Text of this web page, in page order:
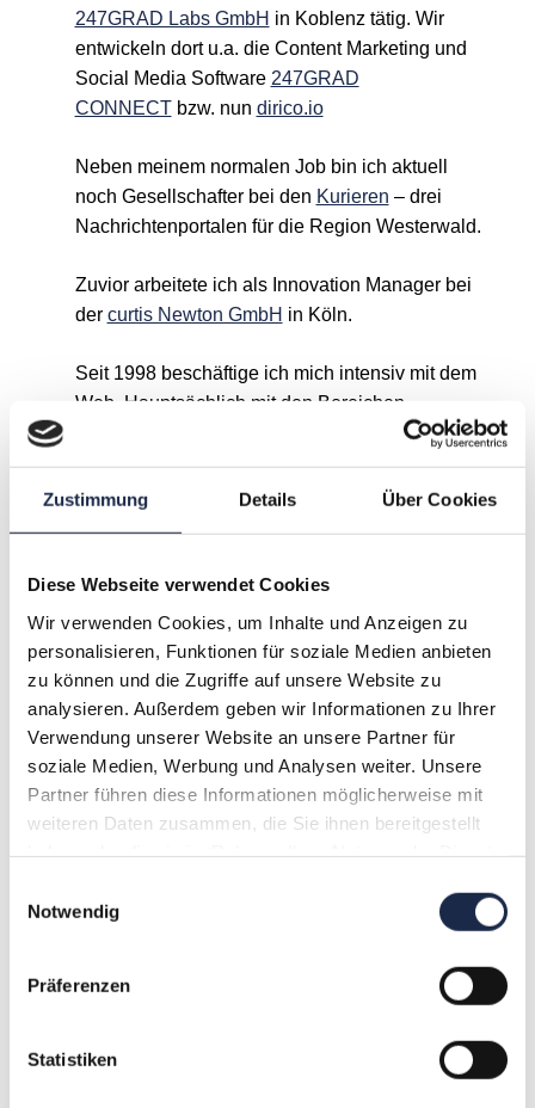
Zustimmung Details Über Cookies
Diese Webseite verwendet Cookies
Wir verwenden Cookies, um Inhalte und Anzeigen zu
personalisieren, Funktionen für soziale Medien anbieten
zu können und die Zugriffe auf unsere Website zu
analysieren. Außerdem geben wir Informationen zu Ihrer
Verwendung unserer Website an unsere Partner für
soziale Medien, Werbung und Analysen weiter. Unsere
Partner führen diese Informationen möglicherweise mit
weiteren Daten zusammen, die Sie ihnen bereitgestellt
Notwendig
Präferenzen
Statistiken
247GRAD Labs GmbH in Koblenz tätig. Wir
entwickeln dort u.a. die Content Marketing und
Social Media Software 247GRAD
CONNECTbzw. nun dirico.io
Neben meinem normalen Job bin ich aktuell
noch Gesellschafter bei den Kurieren – drei
Nachrichtenportalen für die Region Westerwald.
Zuvior arbeitete ich als Innovation Manager bei
der curtis Newton GmbH in Köln.
Seit 1998 beschäftige ich mich intensiv mit dem
Web. Hauptsächlich mit den Bereichen
Entwicklung, Nachrichten, Viralität, Online-
Marketing und Webtrends. 2011 erfand ich u.a
Virato.de
– einen News-Aggregator, der aufgrund
misst, was Deutschland gerade so interessiert.
Daraus entstand dann später in meiner Zeit bei
Curtis NewtonVirato Analytics – eine
Verlagslösung für News Monitoring,
Redaktionsrecherche und Social Trends Analyse
sowie derSocialTopicGraphzur Ermittlung von
Themen eines Twitter-Accounts.
Von 2008 bis 2011 war ich ich als
und 2005 hatte ich mit der
eines der
G